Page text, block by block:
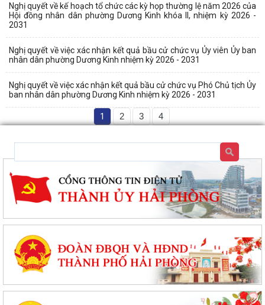
Nghị quyết về kế hoạch tổ chức các kỳ họp thường lệ năm 2026 của
Hội đồng nhân dân phường Dương Kinh khóa II, nhiệm kỳ 2026 -
2031
Nghị quyết về việc xác nhận kết quả bầu cử chức vụ Ủy viên Ủy ban
nhân dân phường Dương Kinh nhiệm kỳ 2026 - 2031
Nghị quyết về việc xác nhận kết quả bầu cử chức vụ Phó Chủ tịch Ủy
ban nhân dân phường Dương Kinh nhiệm kỳ 2026 - 2031
1 2 3 4